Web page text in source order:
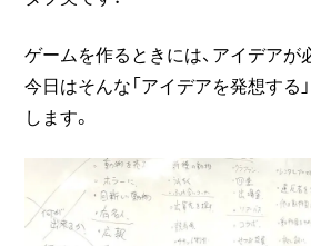
ゲームを作るときには、アイデアが
今日はそんな「アイデアを発想する
します。